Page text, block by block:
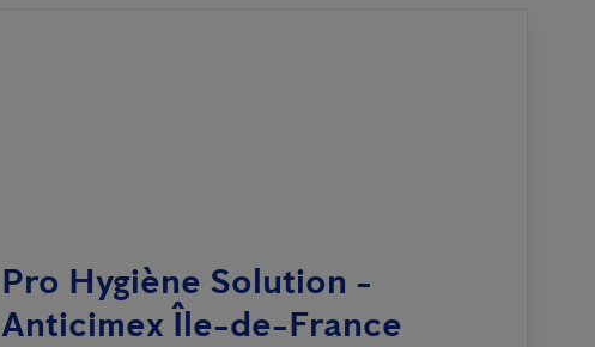
Pro Hygiène Solution -
Anticimex Île-de-France